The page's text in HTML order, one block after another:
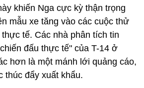
khiến Nga cực kỳ thận trọng
mẫu xe tăng vào các cuộc thử
tế. Các nhà phân tích tin
đấu thực tế" của T-14 ở
hơn là một mánh lới quảng cáo,
thúc đẩy xuất khẩu.